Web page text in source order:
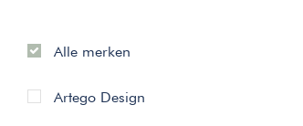
Alle merken
Artego Design